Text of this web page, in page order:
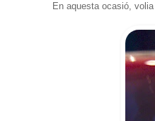
En aquesta ocasió,